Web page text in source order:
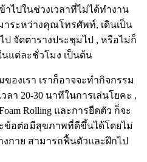
ไปในช่วงเวลาที่ไม่ได้ทำงาน
าระหว่างคุณโทรศัพท์, เดินเป็น
ป จัดตารางประชุมไป , หรือไม่ก็
แต่ละชั่วโมง เป็นต้น
องเรา เราก็อาจจะทำกิจกรรม
ลา 20-30 นาทีในการเล่นโยคะ ,
Rolling และการยืดตัว ก็จะ
ข้อต่อมีสุขภาพที่ดีขึ้นได้โดยไม่
งกาย สามารถฟื้นตัวและฝึกไป